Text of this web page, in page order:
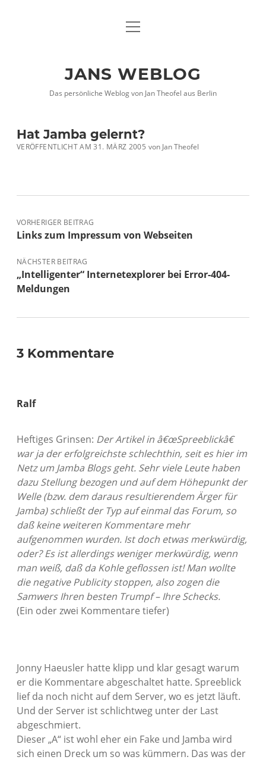
DATENSCHUTZHINWEISE
twitterfacebook
xing
Menü
JANS WEBLOG
Das persönliche Weblog von Jan Theofel aus Berlin
Hat Jamba gelernt?
VERÖFFENTLICHT AM 31. MÄRZ 2005 vonJan Theofel
VORHERIGER BEITRAG
Links zum Impressum von Webseiten
NÄCHSTER BEITRAG
„Intelligenter“ Internetexplorer bei Error-404-
Meldungen
3 Kommentare
Ralf
Heftiges Grinsen: Der Artikel in â€œSpreeblickâ€
war ja der erfolgreichste schlechthin, seit es hier im
Netz um Jamba Blogs geht. Sehr viele Leute haben
dazu Stellung bezogen und auf dem Höhepunkt der
Welle (bzw. dem daraus resultierendem Ärger für
Jamba) schließt der Typ auf einmal das Forum, so
daß keine weiteren Kommentare mehr
aufgenommen wurden. Ist doch etwas merkwürdig,
oder? Es ist allerdings weniger merkwürdig, wenn
man weiß, daß da Kohle geflossen ist! Man wollte
die negative Publicity stoppen, also zogen die
Samwers Ihren besten Trumpf – Ihre Schecks.
(Ein oder zwei Kommentare tiefer)
Jonny Haeusler hatte klipp und klar gesagt warum
er die Kommentare abgeschaltet hatte. Spreeblick
lief da noch nicht auf dem Server, wo es jetzt läuft.
Und der Server ist schlichtweg unter der Last
abgeschmiert.
Dieser „A“ ist wohl eher ein Fake und Jamba wird
sich einen Dreck um so was kümmern. Das was der